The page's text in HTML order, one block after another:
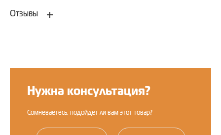
Отзывы
Нужна консультация?
Сомневаетесь, подойдет ли вам этот товар?